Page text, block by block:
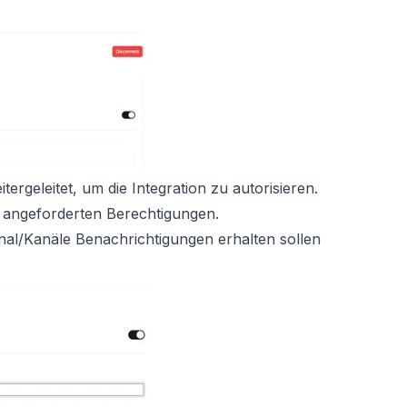
um die Integration zu autorisieren.
Berechtigungen.
Kanäle Benachrichtigungen erhalten sollen